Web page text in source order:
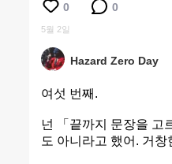
0 0
5월 2일
Hazard Zero Day
여섯 번째.
넌 「끝까지 문장을 고
도 아니라고 했어. 거